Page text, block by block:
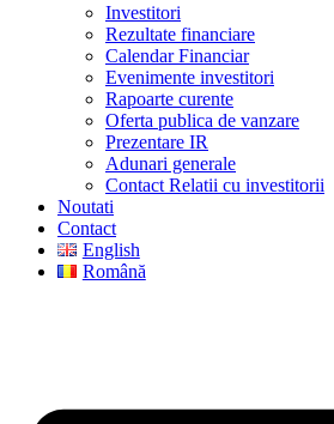
Investitori
Rezultate financiare
Calendar Financiar
Evenimente investitori
Rapoarte curente
Oferta publica de vanzare
Prezentare IR
Adunari generale
Contact Relatii cu investitorii
Noutati
Contact
English
Română